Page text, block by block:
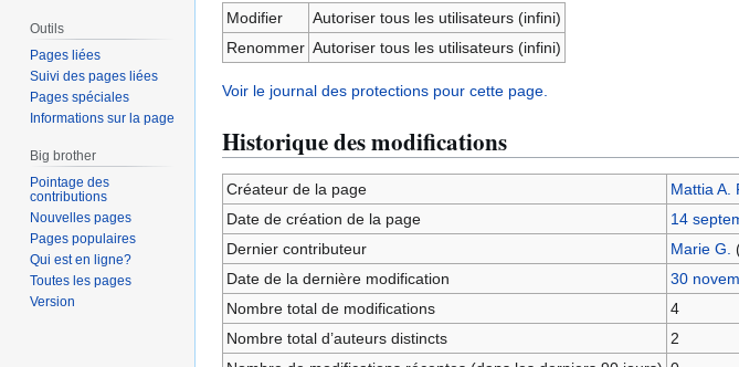
Modifier
Autoriser tous les utilisateurs (infini)
Renommer Autoriser tous les utilisateurs (infini)
Voir le journal des protections pour cette page.
Historique des modifications
Créateur de la page Mattia A.
Date de création de la page
14
Dernier contributeur
Marie G.
Date de la dernière modification
30
Nombre total de modifications
4
Nombre total d’auteurs distincts
2
Outils
Pages liées
Suivi des pages liées
Pages spéciales
Informations sur la page
Big brother
Pointage des
contributions
Nouvelles pages
Pages populaires
Qui est en ligne?
Toutes les pages
Version